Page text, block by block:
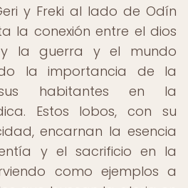
y Freki al lado de Odín
la conexión entre el dios
la guerra y el mundo
la importancia de la
habitantes en la
Estos lobos, con su
encarnan la esencia
y el sacrificio en la
como ejemplos a